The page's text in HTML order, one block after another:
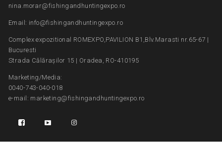
nina.morar@fishingandhuntingexpo.ro
Email: info@fishingandhuntingexpo.ro
Complex expozitional ROMEXPO,PAVILION B1,Blv.Marasti nr.65-67 |
Bucuresti
Strada Călărașilor 15 | Oradea, RO-410195
Marketing/Media:
0040-743-040-018
e-mail: marketing@fishingandhuntingexpo.ro